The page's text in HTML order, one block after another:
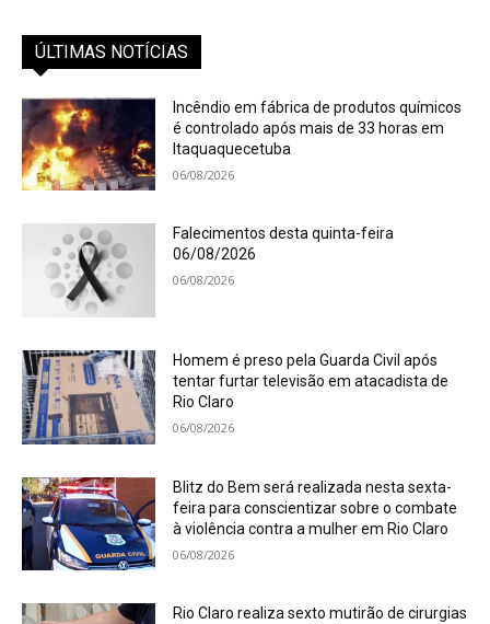
ÚLTIMAS NOTÍCIAS
Incêndio em fábrica de produtos químicos
é controlado após mais de 33 horas em
Itaquaquecetuba
06/08/2026
Falecimentos desta quinta-feira
06/08/2026
06/08/2026
Homem é preso pela Guarda Civil após
tentar furtar televisão em atacadista de
Rio Claro
06/08/2026
Blitz do Bem será realizada nesta sexta-
feira para conscientizar sobre o combate
à violência contra a mulher em Rio Claro
06/08/2026
Rio Claro realiza sexto mutirão de cirurgias